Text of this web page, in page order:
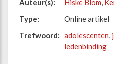
Auteur(s):
Hiske Blom,
Type:
Online artikel
Trefwoord: adolescenten,
ledenbinding